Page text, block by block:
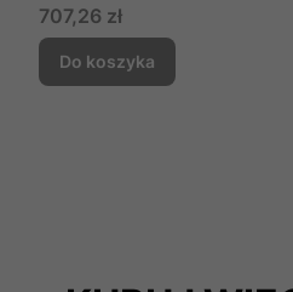
Cena
707,26 zł
Do koszyka